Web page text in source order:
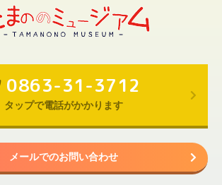
0863-31-3712
タップで電話がかかります
メールでのお問い合わせ